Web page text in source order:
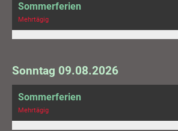
Sommerferien
Mehrtägig
Sonntag 09.08.2026
Sommerferien
Mehrtägig